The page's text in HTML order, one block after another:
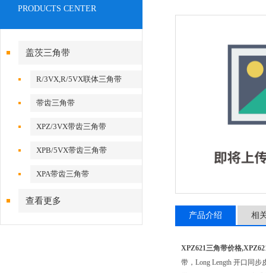
PRODUCTS CENTER
盖茨三角带
R/3VX,R/5VX联体三角带
带齿三角带
XPZ/3VX带齿三角带
XPB/5VX带齿三角带
XPA带齿三角带
查看更多
产品介绍 相
XPZ621三角带价格
带，Long Length 开口同步